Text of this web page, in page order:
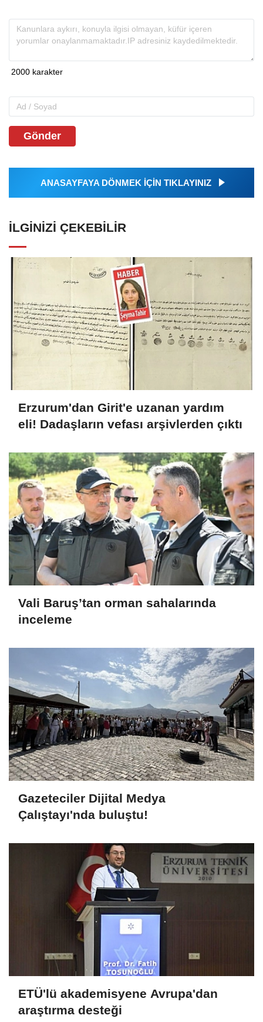
Gönder
ANASAYFAYA DÖNMEK İÇİN TIKLAYINIZ
İLGINIZI ÇEKEBILIR
Erzurum'dan Girit'e uzanan yardım
eli! Dadaşların vefası arşivlerden çıktı
Vali Baruş’tan orman sahalarında
inceleme
Gazeteciler Dijital Medya
Çalıştayı'nda buluştu!
ETÜ'lü akademisyene Avrupa'dan
araştırma desteği